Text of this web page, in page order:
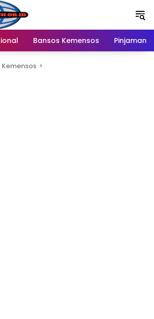
Bansos Kemensos Pinjaman
Kemensos